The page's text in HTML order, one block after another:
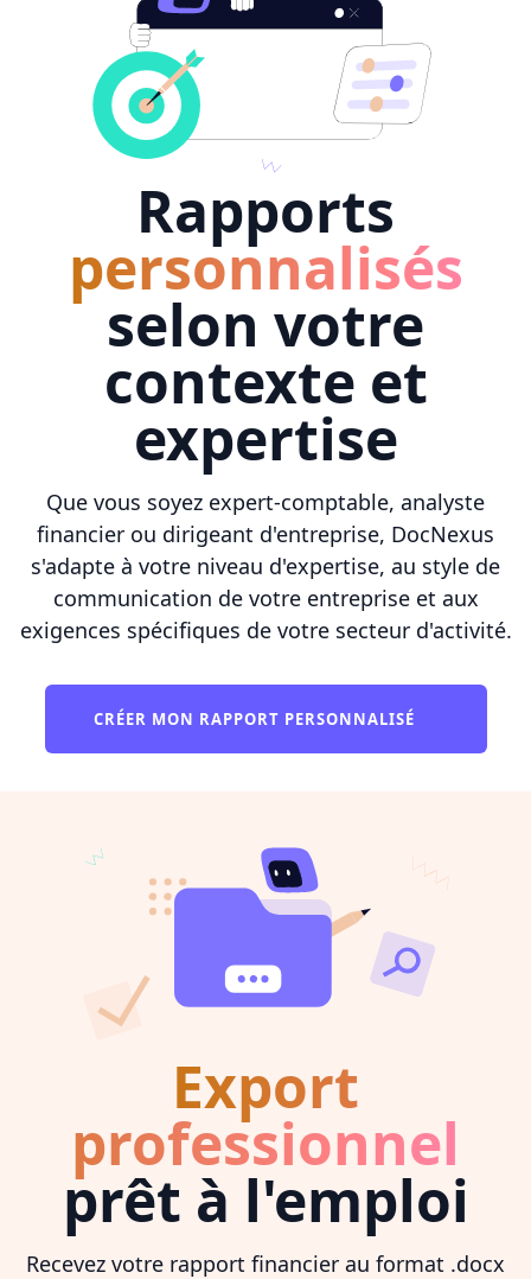
Rapports
personnalisés
selon votre
contexte et
expertise
Que vous soyez expert-comptable, analyste
financier ou dirigeant d'entreprise, DocNexus
s'adapte à votre niveau d'expertise, au style de
communication de votre entreprise et aux
exigences spécifiques de votre secteur d'activité.
CRÉER MON RAPPORT PERSONNALISÉ
Export
professionnel
prêt à l'emploi
Recevez votre rapport financier au format .docx